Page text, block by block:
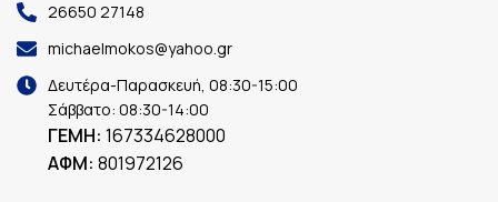
26650 27148
michaelmokos@yahoo.gr
Δευτέρα-Παρασκευή, 08:30-15:00
Σάββατο: 08:30-14:00
ΓΕΜΗ: 167334628000
ΑΦΜ: 801972126